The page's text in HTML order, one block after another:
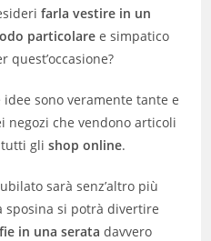
farla vestire in un
particolaree simpatico
quest’occasione?
idee sono veramente tante e
negozi che vendono articoli
tutti glishop online.
sarà senz’altro più
sposina si potrà divertire
in una serata davvero